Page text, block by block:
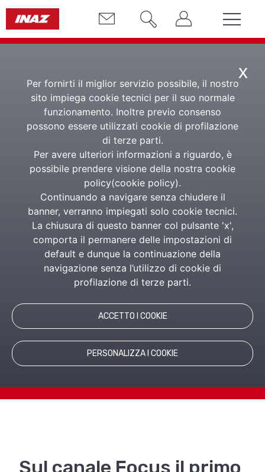
x
Per fornirti il miglior servizio possibile, il nostro
sito impiega cookie tecnici per il suo normale
funzionamento. Inoltre previo consenso
possono essere utilizzati cookie di profilazione
di terze parti.
Per avere ulteriori informazioni a riguardo, è
possibile prendere visione della nostra cookie
policy(cookie policy).
Continuando a navigare senza chiudere il
banner, verranno impiegati solo cookie tecnici.
La chiusura di questo banner col pulsante 'x',
comporta il permanere delle impostazioni di
default e dunque la continuazione della
navigazione senza l’utilizzo di cookie di
profilazione di terze parti.
ACCETTO I COOKIE
PERSONALIZZA I COOKIE
Sul canale Focus il
primo maggio un
docufilm sul
mondo del lavoro
Il film di Giacomo Gatti, prodotto da Inaz,
andrà in onda domenica 1° Maggio sul
Sul canale Focus il primo